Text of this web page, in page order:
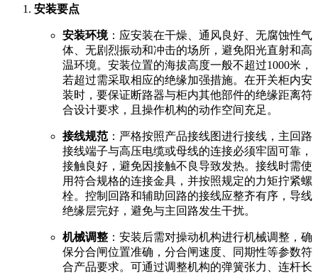
安装要点
安装环境：应安装在干燥、通风良好、无腐蚀性气
体、无剧烈振动和冲击的场所，避免阳光直射和高
温环境。安装位置的海拔高度一般不超过1000米，
若超过需采取相应的绝缘加强措施。在开关柜内安
装时，要保证断路器与柜内其他部件的绝缘距离符
合设计要求，且操作机构的动作空间充足。
接线规范：严格按照产品接线图进行接线，主回路
接线端子与高压电缆或母线的连接必须牢固可靠，
接触良好，避免因接触不良导致发热。接线时需使
用符合规格的连接金具，并按照规定的力矩拧紧螺
栓。控制回路和辅助回路的接线应整齐有序，导线
绝缘层完好，避免与主回路发生干扰。
机械调整 ：安装后需对操动机构进行机械调整，确
保分合闸位置准确，分合闸速度、同期性等参数符
合产品要求。可通过调整机构的弹簧张力、连杆长